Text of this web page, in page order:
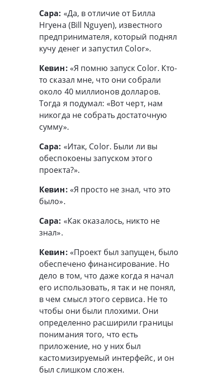
Сара: «Да, в отличие от Билла
Нгуена (Bill Nguyen), известного
предпринимателя, который поднял
кучу денег и запустил Color».
Кевин: «Я помню запуск Color. Кто-
то сказал мне, что они собрали
около 40 миллионов долларов.
Тогда я подумал: «Вот черт, нам
никогда не собрать достаточную
сумму».
Сара: «Итак, Color. Были ли вы
обеспокоены запуском этого
проекта?».
Кевин: «Я просто не знал, что это
было».
Сара: «Как оказалось, никто не
знал».
Кевин: «Проект был запущен, было
обеспечено финансирование. Но
дело в том, что даже когда я начал
его использовать, я так и не понял,
в чем смысл этого сервиса. Не то
чтобы они были плохими. Они
определенно расширили границы
понимания того, что есть
приложение, но у них был
кастомизируемый интерфейс, и он
был слишком сложен.